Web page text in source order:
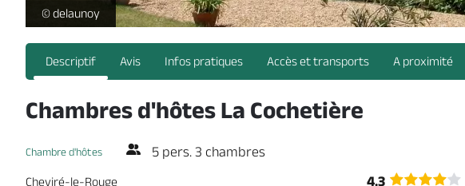
la cochetiere -
© delaunoy
Descriptif Avis Infos pratiques Accès et transports A proximité
Chambres d'hôtes La Cochetière
Chambre d'hôtes 5 pers. 3 chambres
Cheviré-le-Rouge 4.3